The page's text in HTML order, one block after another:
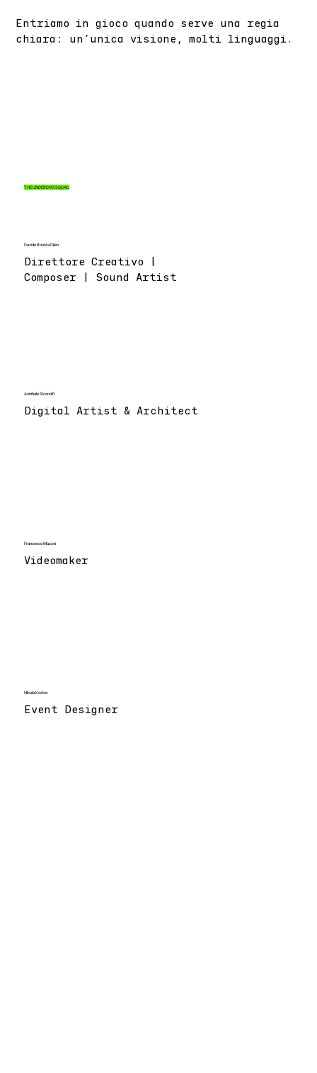
Entriamo in gioco quando serve una regia
chiara: un’unica visione, molti linguaggi.
THE UNDERDOG SQUAD
Davide Boosta Dileo
Direttore Creativo |
Composer | Sound Artist
Annibale Siconolfi
Digital Artist & Architect
Francesco Mazzei
Videomaker
Nikola Kostov
Event Designer